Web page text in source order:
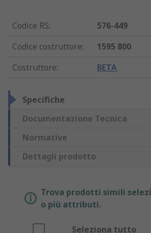
Codice RS:
576-449
Codice costruttore:
1595 800
Costruttore: BETA
Specifiche
Documentazione Tecnica
Normative
Dettagli prodotto
Trova prodotti simili
o più attributi.
Seleziona tutto